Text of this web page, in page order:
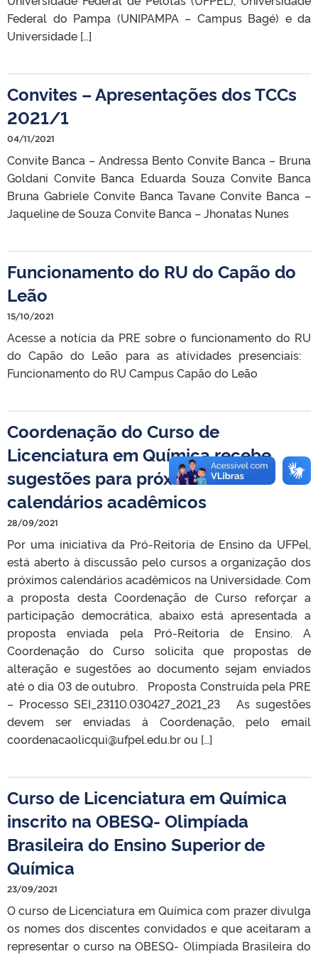
Federal do Pampa (UNIPAMPA – Campus Bagé) e da
Universidade […]
Convites – Apresentações dos TCCs
2021/1
04/11/2021
Convite Banca – Andressa Bento Convite Banca – Bruna
Goldani Convite Banca Eduarda Souza Convite Banca
Bruna Gabriele Convite Banca Tavane Convite Banca –
Jaqueline de Souza Convite Banca – Jhonatas Nunes
Funcionamento do RU do Capão do
Leão
15/10/2021
Acesse a notícia da PRE sobre o funcionamento do RU
do Capão do Leão para as atividades presenciais:
Funcionamento do RU Campus Capão do Leão
Coordenação do Curso de
Licenciatura em Química recebe
sugestões para próximos
calendários acadêmicos
28/09/2021
Por uma iniciativa da Pró-Reitoria de Ensino da UFPel,
está aberto à discussão pelo cursos a organização dos
próximos calendários acadêmicos na Universidade. Com
a proposta desta Coordenação de Curso reforçar a
participação democrática, abaixo está apresentada a
proposta enviada pela Pró-Reitoria de Ensino. A
Coordenação do Curso solicita que propostas de
alteração e sugestões ao documento sejam enviados
até o dia 03 de outubro. Proposta Construída pela PRE
– Processo SEI_23110.030427_2021_23 As sugestões
devem ser enviadas à Coordenação, pelo email
coordenacaolicqui@ufpel.edu.br ou […]
Curso de Licenciatura em Química
inscrito na OBESQ- Olimpíada
Brasileira do Ensino Superior de
Química
23/09/2021
O curso de Licenciatura em Química com prazer divulga
os nomes dos discentes convidados e que aceitaram a
representar o curso na OBESQ- Olimpíada Brasileira do